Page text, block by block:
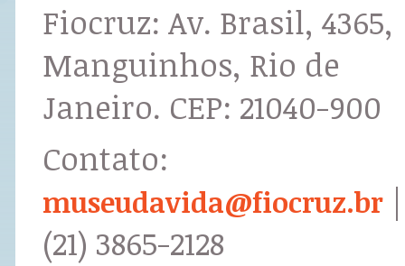
Fiocruz: Av. Brasil, 4365,
Manguinhos, Rio de
Janeiro. CEP: 21040-900
Contato:
museudavida@fiocruz.br |
(21) 3865-2128